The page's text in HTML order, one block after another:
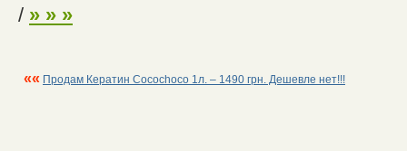
/ » » »
«« Продам Кератин Cocochoco 1л. – 1490 грн. Дешевле нет!!!